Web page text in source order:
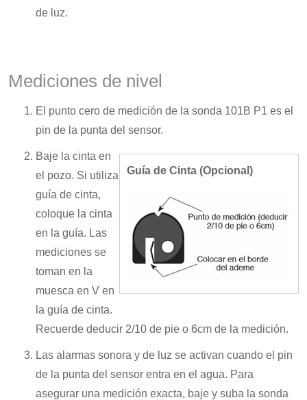
de luz.
Mediciones de nivel
El punto cero de medición de la sonda 101B P1 es el
pin de la punta del sensor.
Guía de Cinta (Opcional)
Baje la cinta en
el pozo. Si utiliza
guía de cinta,
coloque la cinta
en la guía. Las
mediciones se
toman en la
muesca en V en
la guía de cinta.
Recuerde deducir 2/10 de pie o 6cm de la medición.
Las alarmas sonora y de luz se activan cuando el pin
de la punta del sensor entra en el agua. Para
asegurar una medición exacta, baje y suba la sonda